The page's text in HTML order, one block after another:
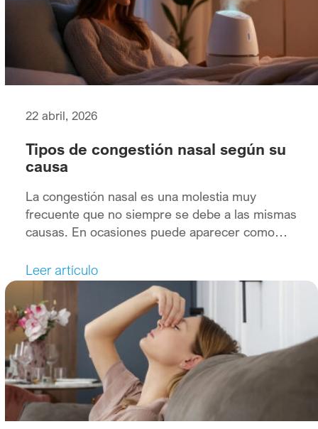
22 abril, 2026
Tipos de congestión nasal según su
causa
La congestión nasal es una molestia muy
frecuente que no siempre se debe a las mismas
causas. En ocasiones puede aparecer como
estar relacionada con una alergia y, en ciertos
casos, también podemos sufrir una congestión
nasal debido a cambios hormonales o factores
ambientales, como la exposición al […]
Leer artículo